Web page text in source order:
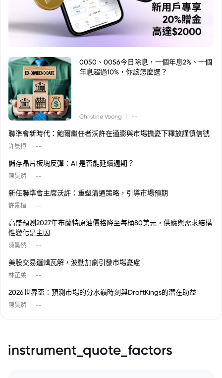
0050、0056今日除息，一個年息2%、一個
年息超過10%，你該怎麼選？
Christine Voong --
聯準會新時代：鮑爾繼任者沃許在通膨與市場擔憂下釋放謹慎信號
許景桓 --
儲存晶片板塊反彈：AI 是否能延續週期？
陳昊然 --
新任聯準會主席沃許：重塑溝通策略，引導市場預期
許景桓 --
高盛預測2027年布蘭特原油價格降至每桶80美元，供應與需求結構
性變化是主因
陳昊然 --
美股交易邏輯瓦解，波動加劇引發市場憂慮
林芷柔 --
2026世界盃：預測市場的分水嶺時刻與DraftKings的潛在助益
陳昊然 --
instrument_quote_factors